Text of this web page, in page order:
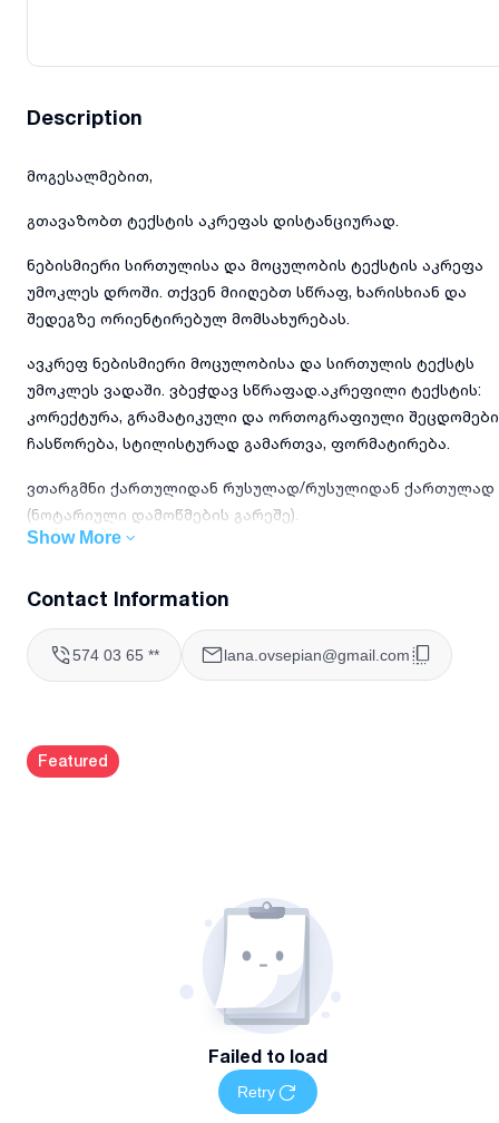
Description
მოგესალმებით,
გთავაზობთ ტექსტის აკრეფას დისტანციურად.
ნებისმიერი სირთულისა და მოცულობის ტექსტის აკრეფა
უმოკლეს დროში. თქვენ მიიღებთ სწრაფ, ხარისხიან და
შედეგზე ორიენტირებულ მომსახურებას.
ავკრეფ ნებისმიერი მოცულობისა და სირთულის ტექსტს
უმოკლეს ვადაში. ვბეჭდავ სწრაფად.აკრეფილი ტექსტის:
კორექტურა, გრამატიკული და ორთოგრაფიული
ჩასწორება, სტილისტურად გამართვა, ფორმატირება.
ვთარგმნი ქართულიდან რუსულად/რუსულიდან ქართულად
(ნოტარიული დამოწმების გარეშე).
ა.შ.
Show More
Contact Information
574 03 65 ** lana.ovsepian@gmail.com
Featured
Failed to load
Retry